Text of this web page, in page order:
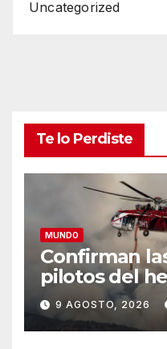
Uncategorized
Te lo Perdiste
MUNDO
Confirman
pilotos del
quedó
del incendio
estrellarse
9 AGOSTO, 2026